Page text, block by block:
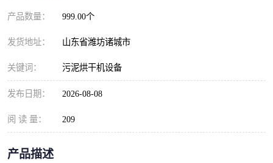
产品数量： 999.00个
发货地址： 山东省潍坊诸城市
关键词： 污泥烘干机设备
发布日期： 2026-08-08
阅 读 量： 209
产品描述